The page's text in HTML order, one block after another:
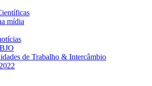
mídia
de Trabalho & Intercâmbio